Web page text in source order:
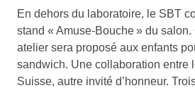
En dehors du laboratoire, le SBT
stand « Amuse-Bouche » du salon.
atelier sera proposé aux enfants
sandwich. Une collaboration entre
Suisse, autre invité d’honneur.